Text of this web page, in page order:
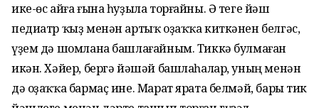
ике-өс айға ғына һуҙыла торғайны. Ә теге йәш
педиатр ҡыҙ менән артыҡ оҙаҡҡа киткәнен белгәс,
үҙем дә шомлана башлағайным. Тиккә булмаған
икән. Хәйер, бергә йәшәй башлаһалар, уның менән
дә оҙаҡҡа бармаҫ ине. Марат ярата белмәй, бары тик